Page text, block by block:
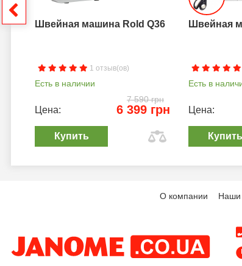
Швейная машина Rold Q36
1 отзыв(ов)
Есть в наличии
7 590 грн
Цена: 6 399 грн
Купить
Швейная
Есть в
Цена:
Купить
О компании Наши